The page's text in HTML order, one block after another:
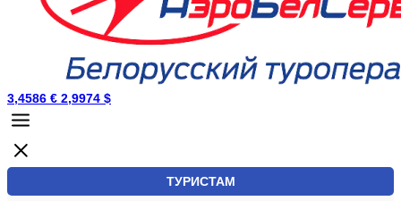
3,4586 € 2,9974 $
ТУРИСТАМ